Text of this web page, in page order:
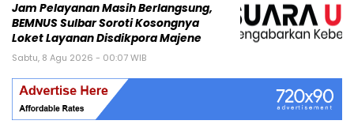
Jam Pelayanan Masih Berlangsung,
BEMNUS Sulbar Soroti Kosongnya
Loket Layanan Disdikpora Majene
Sabtu, 8 Agu 2026 - 00:07 WIB